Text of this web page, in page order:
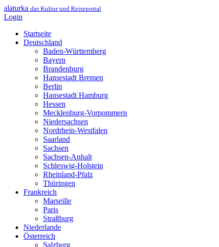
alaturka das Kultur und Reiseportal
Login
Startseite
Deutschland
Baden-Württemberg
Bayern
Brandenburg
Hansestadt Bremen
Berlin
Hansestadt Hamburg
Hessen
Mecklenburg-Vorpommern
Niedersachsen
Nordrhein-Westfalen
Saarland
Sachsen
Sachsen-Anhalt
Schleswig-Holstein
Rheinland-Pfalz
Thüringen
Frankreich
Marseille
Paris
Straßburg
Niederlande
Österreich
Salzburg